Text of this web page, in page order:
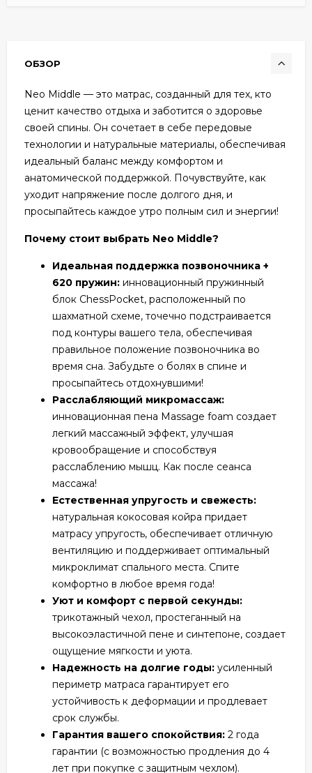
ОБЗОР
Neo Middle — это матрас, созданный для тех, кто
ценит качество отдыха и заботится о здоровье
своей спины. Он сочетает в себе передовые
технологии и натуральные материалы, обеспечивая
идеальный баланс между комфортом и
анатомической поддержкой. Почувствуйте, как
уходит напряжение после долгого дня, и
просыпайтесь каждое утро полным сил и энергии!
Почему стоит выбрать Neo Middle?
Идеальная поддержка позвоночника +
620 пружин: инновационный пружинный
блок ChessPocket, расположенный по
шахматной схеме, точечно подстраивается
под контуры вашего тела, обеспечивая
правильное положение позвоночника во
время сна. Забудьте о болях в спине и
просыпайтесь отдохнувшими!
Расслабляющий микромассаж:
инновационная пена Massage foam создает
легкий массажный эффект, улучшая
кровообращение и способствуя
расслаблению мышц. Как после сеанса
массажа!
Естественная упругость и свежесть:
натуральная кокосовая койра придает
матрасу упругость, обеспечивает отличную
вентиляцию и поддерживает оптимальный
микроклимат спального места. Спите
комфортно в любое время года!
Уют и комфорт с первой секунды:
трикотажный чехол, простеганный на
высокоэластичной пене и синтепоне, создает
ощущение мягкости и уюта.
Надежность на долгие годы: усиленный
периметр матраса гарантирует его
устойчивость к деформации и продлевает
срок службы.
Гарантия вашего спокойствия: 2 года
гарантии (с возможностью продления до 4
лет при покупке с защитным чехлом).